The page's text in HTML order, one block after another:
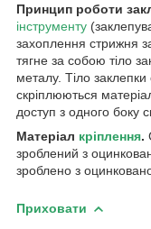
Принцип роботи
інструменту
захоплення стрижня
тягне за собою тіло
металу. Тіло заклепки
скріплюються
доступ з одного боку
Матеріал кріплення.
зроблений з
зроблено з
Приховати